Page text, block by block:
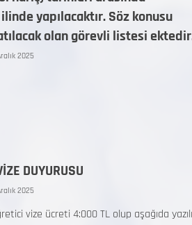
yapılacaktır. Söz konusu
olan görevli listesi
2025
DUYURUSU
2025
vize ücreti 4:000 TL olup aşağıda yazılı